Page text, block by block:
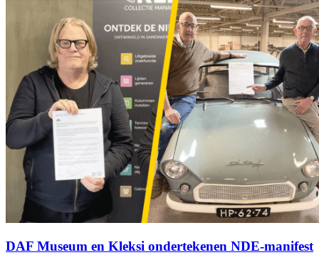
DAF Museum en Kleksi ondertekenen NDE-manifest